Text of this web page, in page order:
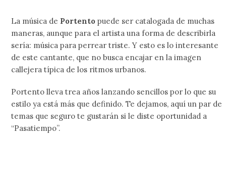
La música de Portento puede ser catalogada de muchas
maneras, aunque para el artista una forma de describirla
sería: música para perrear triste. Y esto es lo interesante
de este cantante, que no busca encajar en la imagen
callejera típica de los ritmos urbanos.
Portento lleva trea años lanzando sencillos por lo que su
estilo ya está más que definido. Te dejamos, aquí un par de
temas que seguro te gustarán si le diste oportunidad a
“Pasatiempo”.